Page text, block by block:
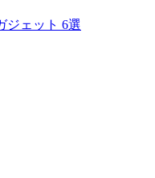
ジェット 6選